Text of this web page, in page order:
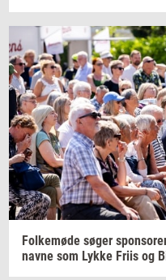
Fol­ke­mø­de søger
navne som Lykke Friis og